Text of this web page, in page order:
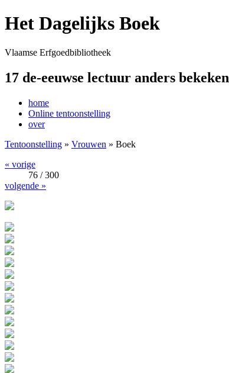
Het Dagelijks Boek
Vlaamse Erfgoedbibliotheek
17 de-eeuwse lectuur anders bekeken
home
Online tentoonstelling
over
Tentoonstelling » Vrouwen » Boek
« vorige
76 / 300
volgende »